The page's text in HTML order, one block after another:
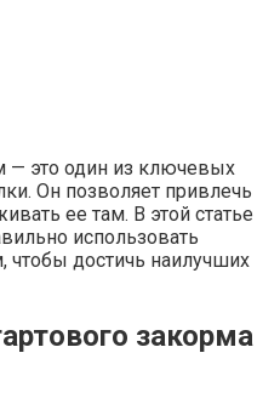
— это один из ключевых
Он позволяет привлечь
ее там. В этой статье
использовать
достичь наилучших
закорма